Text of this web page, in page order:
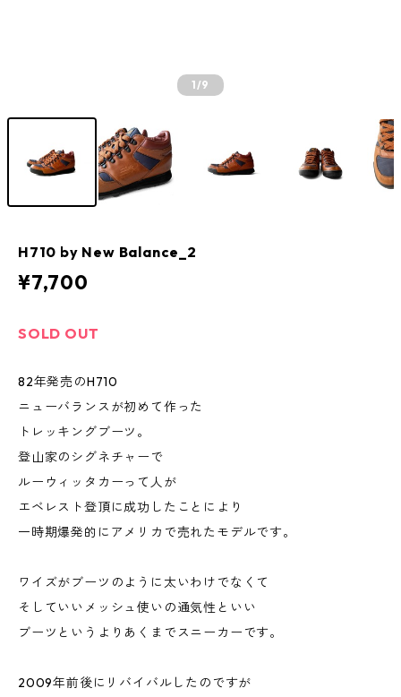
1/9
H710 by New Balance_2
¥7,700
SOLD OUT
82年発売のH710
ニューバランスが初めて作った
トレッキングブーツ。
登山家のシグネチャーで
ルーウィッタカーって人が
エベレスト登頂に成功したことにより
一時期爆発的にアメリカで売れたモデルです。
ワイズがブーツのように太いわけでなくて
そしていいメッシュ使いの通気性といい
ブーツというよりあくまでスニーカーです。
2009年前後にリバイバルしたのですが